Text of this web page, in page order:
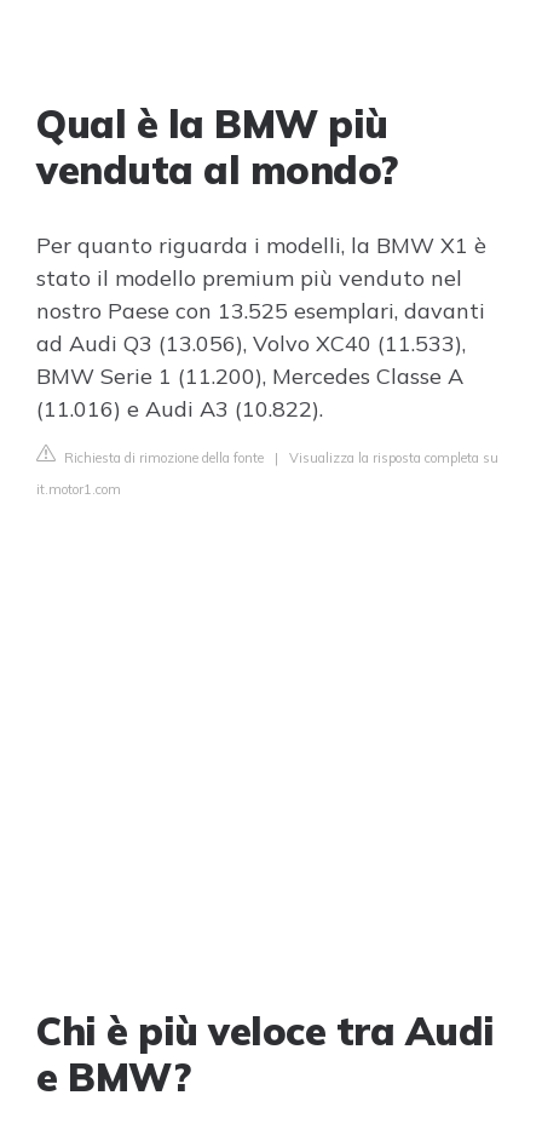
Qual è la BMW più
venduta al mondo?
Per quanto riguarda i modelli, la BMW X1 è
stato il modello premium più venduto nel
nostro Paese con 13.525 esemplari, davanti
ad Audi Q3 (13.056), Volvo XC40 (11.533),
BMW Serie 1 (11.200), Mercedes Classe A
(11.016) e Audi A3 (10.822).
Richiesta di rimozione della fonte | Visualizza la risposta completa su
it.motor1.com
Chi è più veloce tra Audi
e BMW?